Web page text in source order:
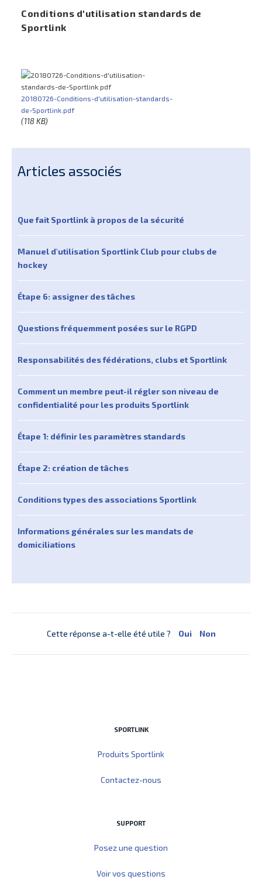
Conditions d'utilisation standards de
Sportlink
20180726-Conditions-d'utilisation-standards-
de-Sportlink.pdf
(118 KB)
Articles associés
Que fait Sportlink à propos de la sécurité
Manuel d'utilisation Sportlink Club pour clubs de
hockey
Étape 6: assigner des tâches
Questions fréquemment posées sur le RGPD
Responsabilités des fédérations, clubs et Sportlink
Comment un membre peut-il régler son niveau de
confidentialité pour les produits Sportlink
Étape 1: définir les paramètres standards
Étape 2: création de tâches
Conditions types des associations Sportlink
Informations générales sur les mandats de
domiciliations
Cette réponse a-t-elle été utile ? Oui Non
SPORTLINK
Produits Sportlink
Contactez-nous
SUPPORT
Posez une question
Voir vos questions